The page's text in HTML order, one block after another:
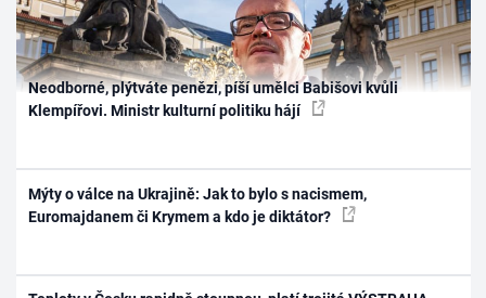
Neodborné, plýtváte penězi, píší umělci Babišovi kvůli
Klempířovi. Ministr kulturní politiku hájí
Mýty o válce na Ukrajině: Jak to bylo s nacismem,
Euromajdanem či Krymem a kdo je diktátor?